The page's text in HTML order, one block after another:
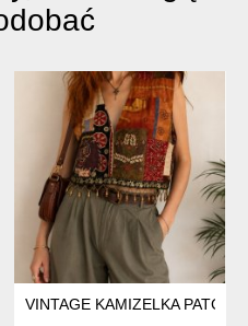
VINTAGE KAMIZELKA